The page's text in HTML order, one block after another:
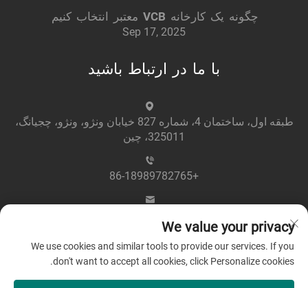
چگونه یک کارخانه VCB معتبر انتخاب کنیم
Sep 17, 2025
با ما در ارتباط باشید
طبقه اول، ساختمان 4، شماره 827 خیابان ونژو، ونژو، چجیانگ،
325011، چین
+86-18989782765
We value your privacy
We use cookies and similar tools to provide our services. If you
don't want to accept all cookies, click Personalize cookies.